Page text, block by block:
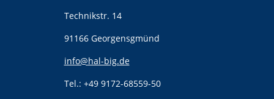
Technikstr. 14
91166 Georgensgmünd
info@hal-big.de
Tel.: +49 9172-68559-50